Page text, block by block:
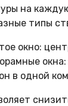
на
типы
окно:
в одной